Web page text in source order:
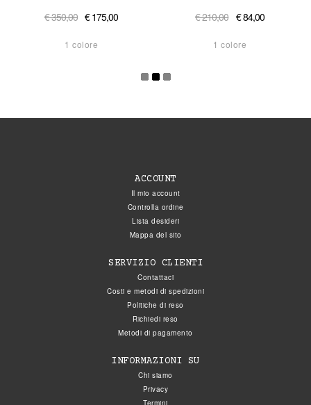
€ 350,00 € 175,00
1 colore
€ 210,00 € 84,00
1 colore
ACCOUNT
Il mio account
Controlla ordine
Lista desideri
Mappa del sito
SERVIZIO CLIENTI
Contattaci
Costi e metodi di spedizioni
Politiche di reso
Richiedi reso
Metodi di pagamento
INFORMAZIONI SU
Chi siamo
Privacy